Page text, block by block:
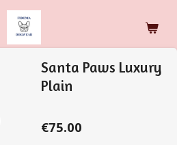
Santa Paws Luxury
Plain
€75.00